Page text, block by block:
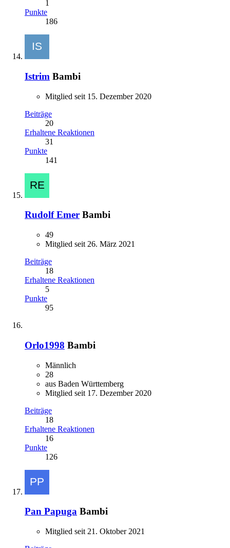
1
Punkte
186
Istrim Bambi
Mitglied seit 15. Dezember 2020
Beiträge
20
Erhaltene Reaktionen
31
Punkte
141
Rudolf Emer Bambi
49
Mitglied seit 26. März 2021
Beiträge
18
Erhaltene Reaktionen
5
Punkte
95
Orlo1998 Bambi
Männlich
28
aus Baden Württemberg
Mitglied seit 17. Dezember 2020
Beiträge
18
Erhaltene Reaktionen
16
Punkte
126
Pan Papuga Bambi
Mitglied seit 21. Oktober 2021